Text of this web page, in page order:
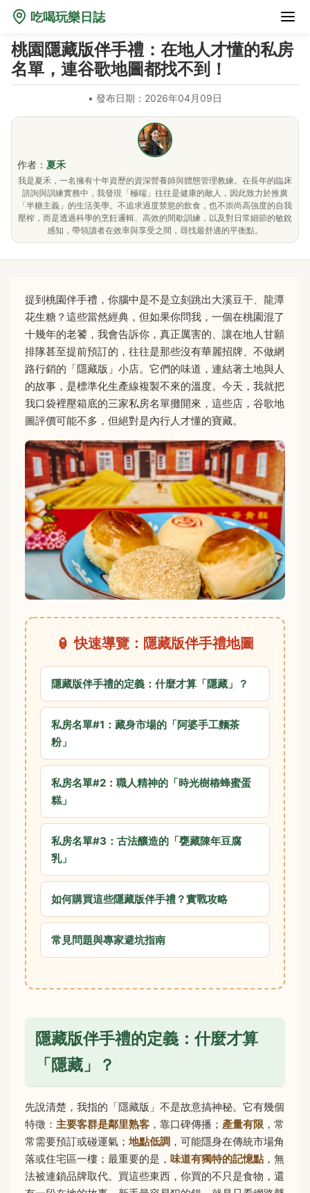
吃喝玩樂日誌
桃園隱藏版伴手禮：在地人才懂的私房
名單，連谷歌地圖都找不到！
• 發布日期：2026年04月09日
作者： 夏禾
我是夏禾，一名擁有十年資歷的資深營養師與體態管理教練。在長年的臨床
諮詢與訓練實務中，我發現「極端」往往是健康的敵人，因此致力於推廣
「半糖主義」的生活美學。不追求過度禁慾的飲食，也不崇尚高強度的自我
壓榨，而是透過科學的烹飪邏輯、高效的間歇訓練，以及對日常細節的敏銳
感知，帶領讀者在效率與享受之間，尋找最舒適的平衡點。
提到桃園伴手禮，你腦中是不是立刻跳出大溪豆干、龍潭
花生糖？這些當然經典，但如果你問我，一個在桃園混了
十幾年的老饕，我會告訴你，真正厲害的、讓在地人甘願
排隊甚至提前預訂的，往往是那些沒有華麗招牌、不做網
路行銷的「隱藏版」小店。它們的味道，連結著土地與人
的故事，是標準化生產線複製不來的溫度。今天，我就把
我口袋裡壓箱底的三家私房名單攤開來，這些店，谷歌地
圖評價可能不多，但絕對是內行人才懂的寶藏。
🏮 快速導覽：隱藏版伴手禮地圖
隱藏版伴手禮的定義：什麼才算「隱藏」？
私房名單#1：藏身市場的「阿婆手工麵茶
粉」
私房名單#2：職人精神的「時光樹樁蜂蜜蛋
糕」
私房名單#3：古法釀造的「甕藏陳年豆腐
乳」
如何購買這些隱藏版伴手禮？實戰攻略
常見問題與專家避坑指南
隱藏版伴手禮的定義：什麼才算
「隱藏」？
先說清楚，我指的「隱藏版」不是故意搞神秘。它有幾個
特徵： 主要客群是鄰里熟客 ，靠口碑傳播； 產量有限 ，常
常需要預訂或碰運氣；地點低調 ，可能隱身在傳統市場角
落或住宅區一樓；最重要的是， 味道有獨特的記憶點 ，無
法被連鎖品牌取代。買這些東西，你買的不只是食物，還